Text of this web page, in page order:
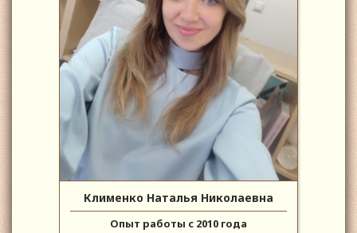
Клименко Наталья Николаевна
Опыт работы с 2010 года